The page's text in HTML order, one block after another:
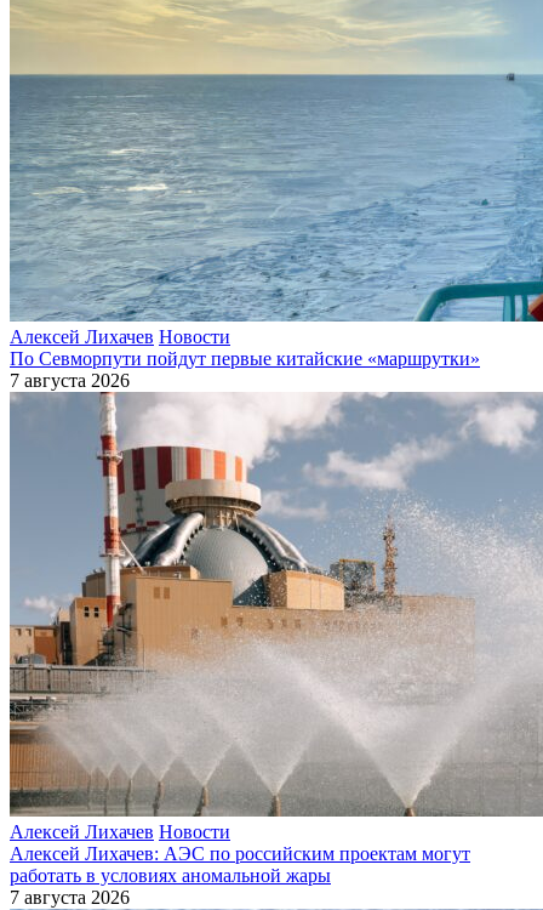
Алексей Лихачев Новости
По Севморпути пойдут первые китайские «маршрутки»
7 августа 2026
Алексей Лихачев Новости
Алексей Лихачев: АЭС по российским проектам могут
работать в условиях аномальной жары
7 августа 2026